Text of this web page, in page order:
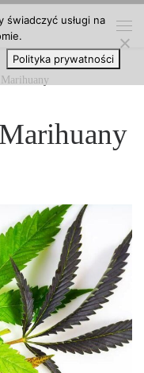
świadczyć usługi na
Polityka prywatności